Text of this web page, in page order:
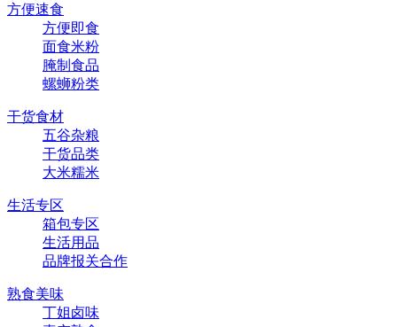
方便速食
方便即食
面食米粉
腌制食品
螺蛳粉类
干货食材
五谷杂粮
干货品类
大米糯米
生活专区
箱包专区
生活用品
品牌报关合作
熟食美味
丁姐卤味